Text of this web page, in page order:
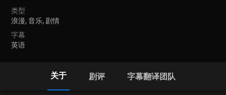
类型
浪漫,音乐, 剧情
字幕
英语
关于 剧评 字幕翻译团队